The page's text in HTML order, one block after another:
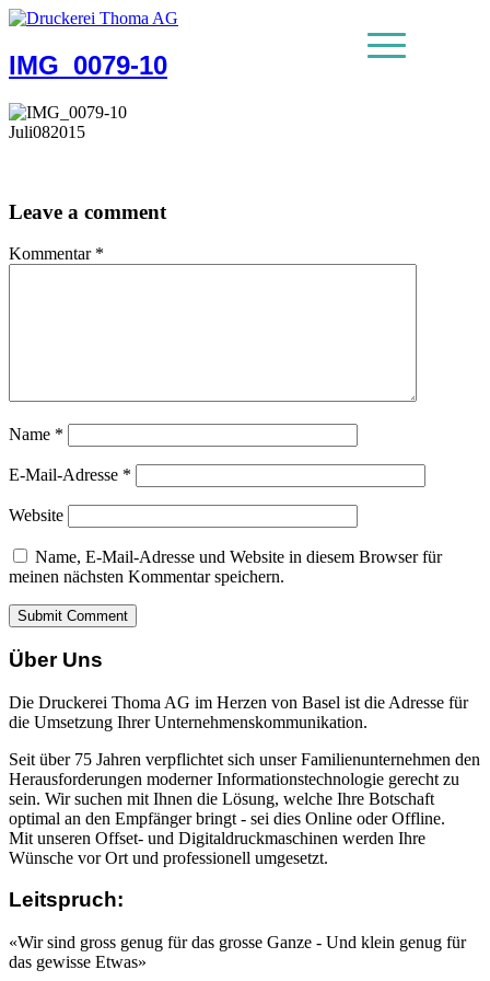
IMG_0079-10
Juli082015
Leave a comment
Kommentar *
Name *
E-Mail-Adresse *
Website
Name, E-Mail-Adresse und Website in diesem Browser für
meinen nächsten Kommentar speichern.
Über Uns
Die Druckerei Thoma AG im Herzen von Basel ist die Adresse für
die Umsetzung Ihrer Unternehmenskommunikation.
Seit über 75 Jahren verpflichtet sich unser Familienunternehmen den
Herausforderungen moderner Informationstechnologie gerecht zu
sein. Wir suchen mit Ihnen die Lösung, welche Ihre Botschaft
optimal an den Empfänger bringt - sei dies Online oder Offline.
Mit unseren Offset- und Digitaldruckmaschinen werden Ihre
Wünsche vor Ort und professionell umgesetzt.
Leitspruch:
«Wir sind gross genug für das grosse Ganze - Und klein genug für
das gewisse Etwas»